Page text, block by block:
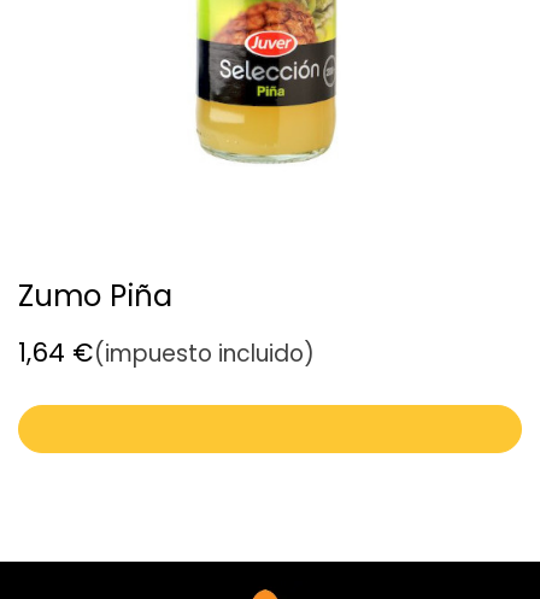
Zumo Piña
1,64 €(impuesto incluido)